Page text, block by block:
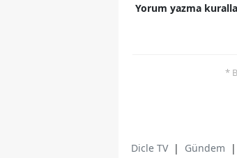
Yorum yazma
*
Dicle TV | Gündem |